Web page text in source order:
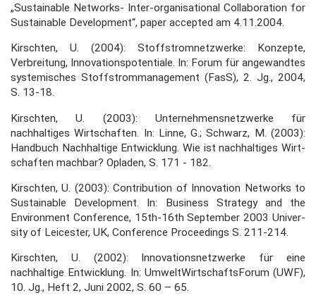
„Sustainable Networks- Inter-organisational Collaboration for
Sustainable De­velopment“, paper accepted am 4.11.2004.
Kirschten, U. (2004): Stoffstromnetzwerke: Konzepte,
Verbreitung, Innovationspotentiale. In: Forum für angewandtes
systemisches Stoffstrommanagement (FasS), 2. Jg., 2004,
S. 13-18.
Kirschten, U. (2003): Unternehmensnetzwerke für
nachhaltiges Wirtschaften. In: Linne, G.; Schwarz, M. (2003):
Handbuch Nachhaltige Entwicklung. Wie ist nachhaltiges Wirt­
schaften machbar? Opladen, S. 171 - 182.
Kirschten, U. (2003): Contribution of Innovation Networks to
Sustain­able Development. In: Business Strategy and the
Environment Conference, 15th-16th September 2003 Univer­
sity of Leicester, UK, Conference Proceedings S. 211-214.
Kirschten, U. (2002): Innovationsnetzwerke für eine
nachhaltige Entwicklung. In: Umwelt­WirtschaftsForum (UWF),
10. Jg., Heft 2, Juni 2002, S. 60 – 65.